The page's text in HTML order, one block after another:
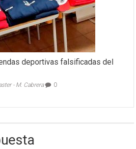
Valparaíso
deportivas falsificadas del
- M. Cabrera 0